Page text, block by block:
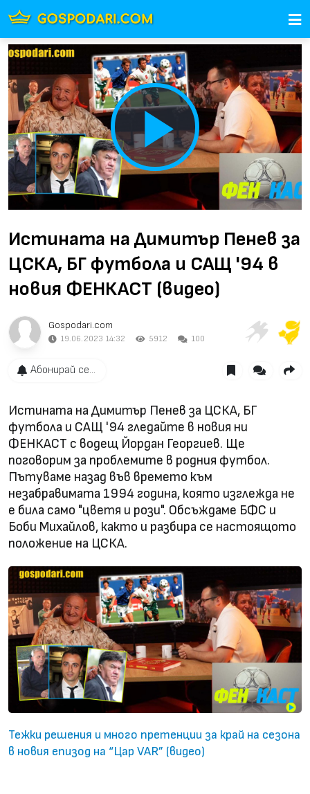
Play
Video
Истината на Димитър Пенев за
ЦСКА, БГ футбола и САЩ '94 в
новия ФЕНКАСТ (видео)
Gospodari.com
19.06.2023 14:32 5912 100
Абонирай се...
Истината на Димитър Пенев за ЦСКА, БГ
футбола и САЩ '94 гледайте в новия ни
ФЕНКАСТ с водещ Йордан Георгиев. Ще
поговорим за проблемите в родния футбол.
Пътуваме назад във времето към
незабравимата 1994 година, която изглежда не
е била само "цветя и рози". Обсъждаме БФС и
Боби Михайлов, както и разбира се настоящото
положение на ЦСКА.
Тежки решения и много претенции за край на сезона
в новия епизод на “Цар VAR” (видео)